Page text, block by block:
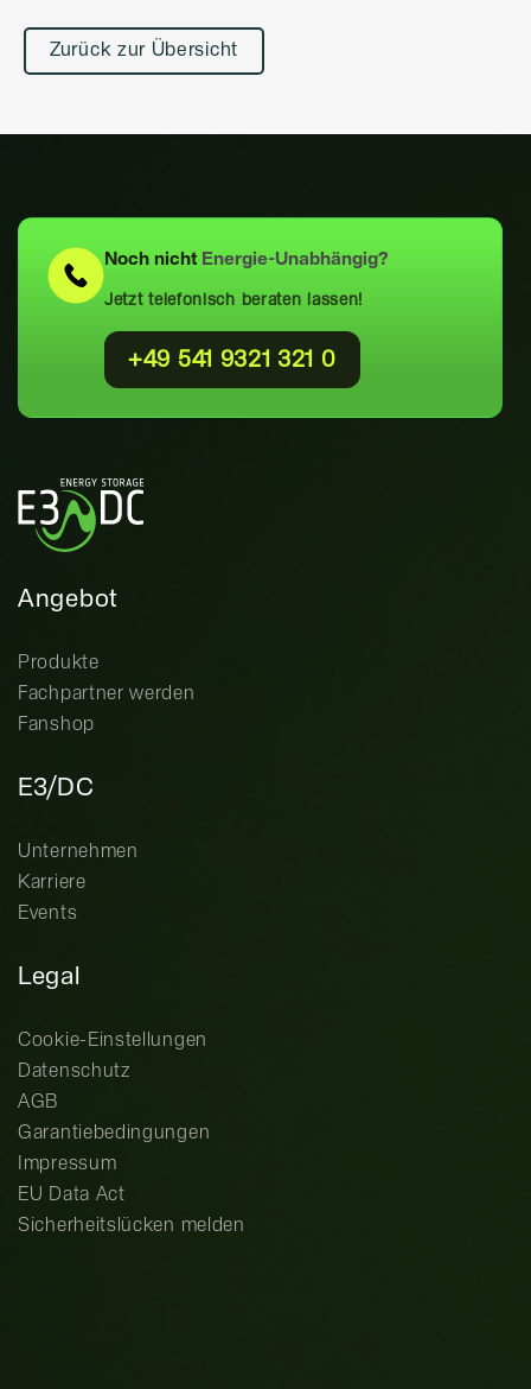
Zurück zur Übersicht
Noch nicht Energie-Unabhängig?
Jetzt telefonisch beraten lassen!
+49 541 9321 321 0
Angebot
Produkte
Fachpartner werden
Fanshop
E3/DC
Unternehmen
Karriere
Events
Legal
Cookie-Einstellungen
Datenschutz
AGB
Garantiebedingungen
Impressum
EU Data Act
Sicherheitslücken melden